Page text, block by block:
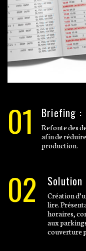
01 Briefing :
Refonte des
afin de
production.
02 Solution
Création
lire.
horaires,
aux
couverture